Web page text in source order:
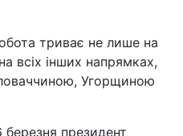
триває не лише на
всіх інших напрямках,
Угорщиною
президент